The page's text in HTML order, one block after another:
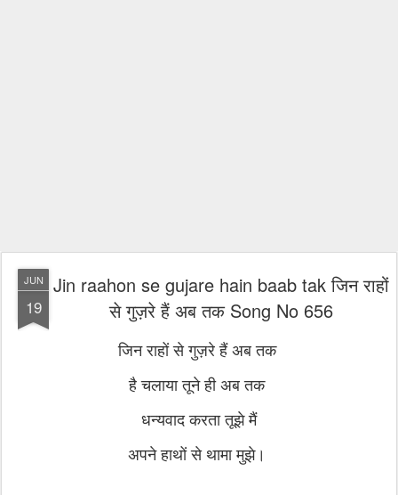
JUN
19
Jin raahon se gujare hain baab tak जिन राहों
से गुज़रे हैं अब तक Song No 656
जिन राहों से गुज़रे हैं अब तक
है चलाया तूने ही अब तक
धन्यवाद करता तूझे मैं
अपने हाथों से थामा मुझे।